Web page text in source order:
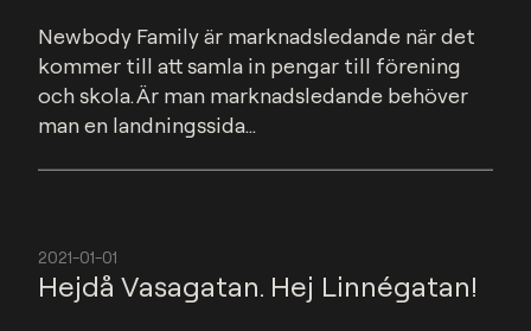
Newbody Family är marknadsledande när det
kommer till att samla in pengar till förening
och skola. Är man marknadsledande behöver
man en landningssida...
2021-01-01
Hejdå Vasagatan. Hej Linnégatan!